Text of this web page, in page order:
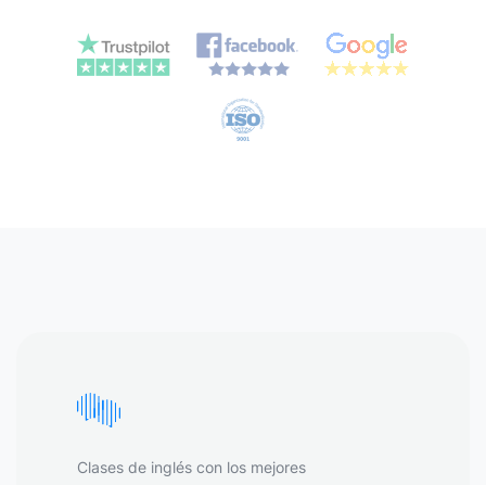
Clases de inglés con los mejores